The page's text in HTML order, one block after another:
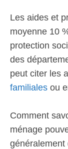
Les aides et
moyenne 10
protection
des
peut citer les
familiales ou
Comment
ménage
généralement